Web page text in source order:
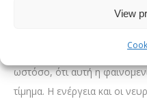
View
εξειδίκευση και δεν αφορά
Οι νευρολόγοι και οι
ωστόσο, ότι αυτή η
τίμημα. Η ενέργεια και οι